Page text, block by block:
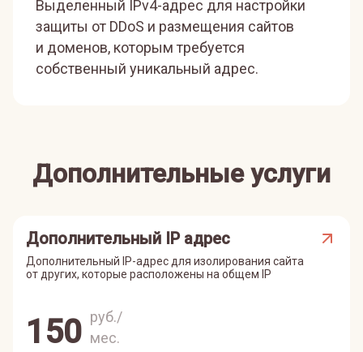
Выделенный IPv4-адрес для настройки
защиты от DDoS и размещения сайтов
и доменов, которым требуется
собственный уникальный адрес.
Дополнительные услуги
Дополнительный IP адрес
Дополнительный IP-адрес для изолирования сайта
от других, которые расположены на общем IP
150 руб./
мес.